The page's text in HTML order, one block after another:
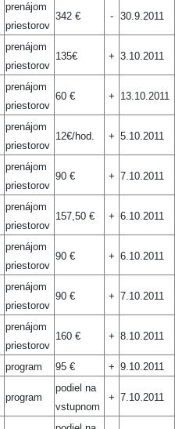
prenájom
priestorov
342 € - 30.9.2011
prenájom
priestorov
135€ + 3.10.2011
prenájom
priestorov
60 € + 13.10.2011
prenájom
priestorov
12€/hod. + 5.10.2011
prenájom
priestorov
90 € + 7.10.2011
prenájom
priestorov
157,50 € + 6.10.2011
prenájom
priestorov
90 € + 6.10.2011
prenájom
priestorov
90 € + 7.10.2011
prenájom
priestorov
160 € + 8.10.2011
program 95 € + 9.10.2011
program
podiel na
vstupnom
+ 7.10.2011